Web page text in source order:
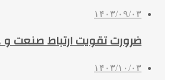
۱۴۰۳/۰۹/۰۳
ضرورت تقویت ارتباط صنعت
۱۴۰۳/۱۰/۰۳